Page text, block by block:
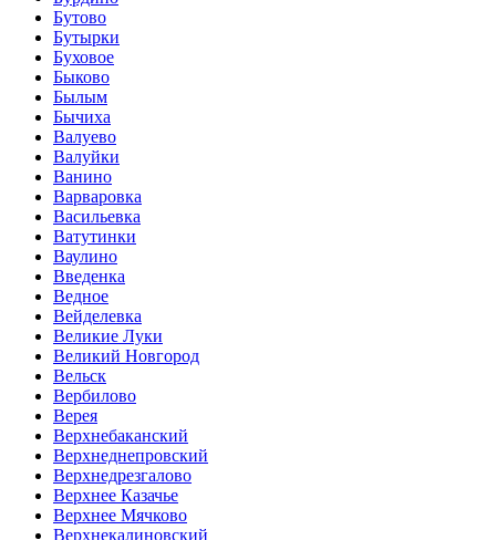
Бутово
Бутырки
Буховое
Быково
Былым
Бычиха
Валуево
Валуйки
Ванино
Варваровка
Васильевка
Ватутинки
Ваулино
Введенка
Ведное
Вейделевка
Великие Луки
Великий Новгород
Вельск
Вербилово
Верея
Верхнебаканский
Верхнеднепровский
Верхнедрезгалово
Верхнее Казачье
Верхнее Мячково
Верхнекалиновский